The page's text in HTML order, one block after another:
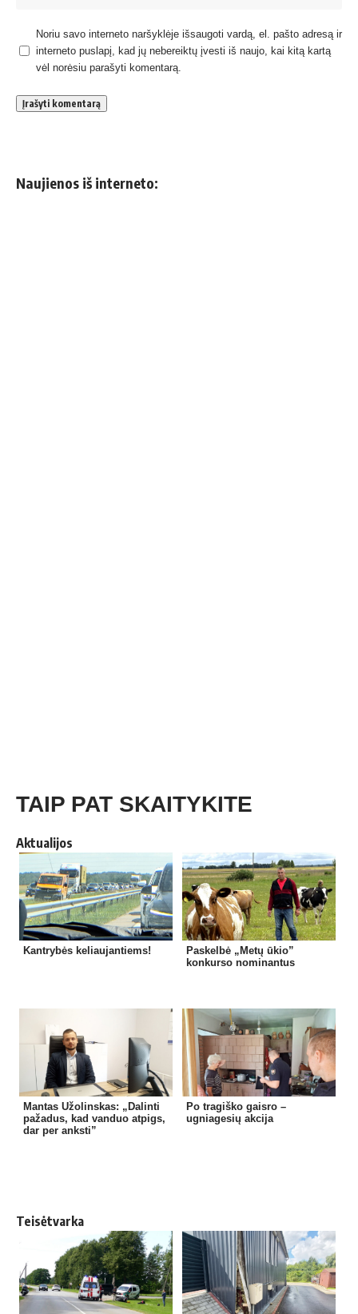
Noriu savo interneto naršyklėje išsaugoti vardą, el. pašto adresą ir
interneto puslapį, kad jų nebereiktų įvesti iš naujo, kai kitą kartą
vėl norėsiu parašyti komentarą.
Naujienos iš interneto:
TAIP PAT SKAITYKITE
Aktualijos
Kantrybės keliaujantiems!
Paskelbė „Metų ūkio”
konkurso nominantus
Mantas Užolinskas: „Dalinti
pažadus, kad vanduo atpigs,
dar per anksti”
Po tragiško gaisro –
ugniagesių akcija
Teisėtvarka